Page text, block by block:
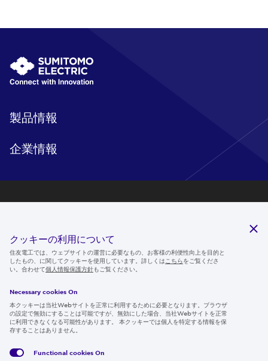
製品情報
企業情報
ニュースルーム
IR情報
採用情報
クッキーの利用について
住友電工では、ウェブサイトの運営に必要なもの、お客様の利便性向上を目的と
したもの、に関してクッキーを使用しています。詳しくは こちらをご覧くださ
い。合わせて個人情報保護方針もご覧ください。
Necessary cookies On
本クッキーは当社Webサイトを正常に利用するために必要となります。ブラウザ
の設定で無効にすることは可能ですが、無効にした場合、当社Webサイトを正常
に利用できなくなる可能性があります。 本クッキーでは個人を特定する情報を保
存することはありません。
Functional cookies On